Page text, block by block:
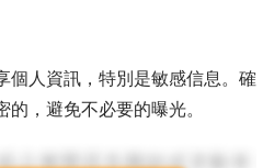
個人資訊，特別是敏感信息。確
，避免不必要的曝光。